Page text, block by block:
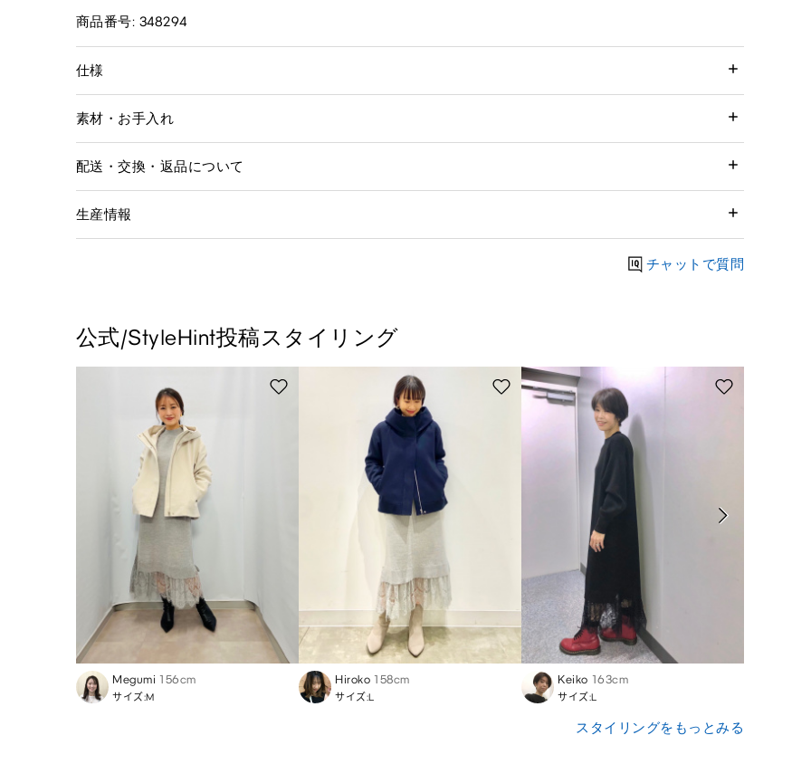
商品番号: 348294
仕様
素材・お手入れ
配送・交換・返品について
生産情報
チャットで質問
公式/StyleHint投稿スタイリング
Megumi 156cm
サイズ:M
Hiroko 158cm
サイズ:L
Keiko 163cm
サイズ:L
スタイリングをもっとみる